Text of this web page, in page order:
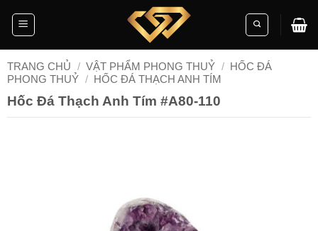
TRANG CHỦ / VẬT PHẨM PHONG THUỶ / HỐC ĐÁ
PHONG THUỶ / HỐC ĐÁ THẠCH ANH TÍM
Hốc Đá Thạch Anh Tím #A80-110